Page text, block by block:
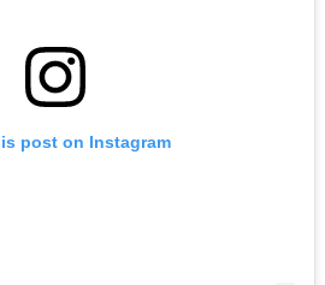
post on Instagram